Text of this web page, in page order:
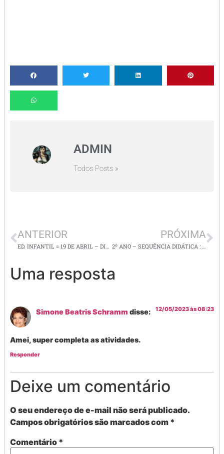
ADMIN
Todos Posts »
ANTERIOR PRÓXIMA
Uma resposta
Simone Beatris Schramm disse: 12/05/2023 às 08:23
Amei, super completa as atividades.
Responder
Deixe um comentário
O seu endereço de e-mail não será publicado.
Campos obrigatórios são marcados com *
Comentário *